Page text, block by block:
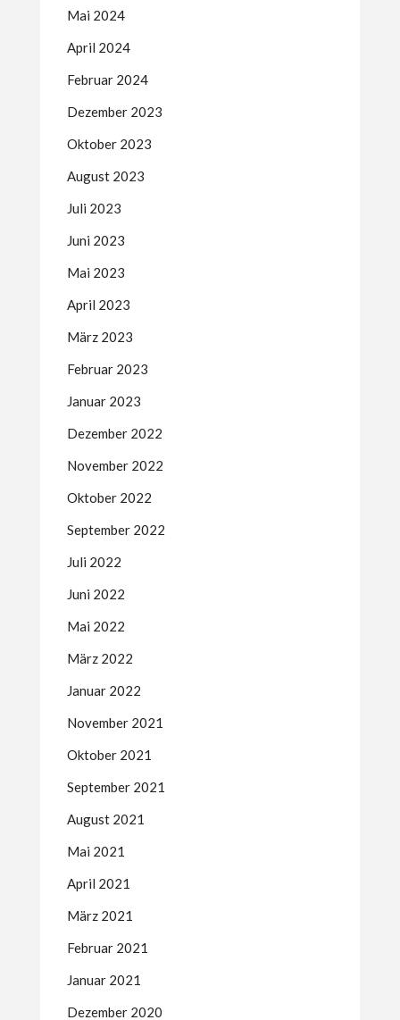
Mai 2024
April 2024
Februar 2024
Dezember 2023
Oktober 2023
August 2023
Juli 2023
Juni 2023
Mai 2023
April 2023
März 2023
Februar 2023
Januar 2023
Dezember 2022
November 2022
Oktober 2022
September 2022
Juli 2022
Juni 2022
Mai 2022
März 2022
Januar 2022
November 2021
Oktober 2021
September 2021
August 2021
Mai 2021
April 2021
März 2021
Februar 2021
Januar 2021
Dezember 2020